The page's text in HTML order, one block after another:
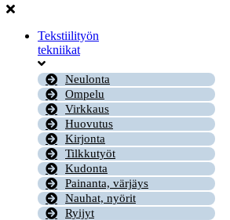
Tekstiilityön
tekniikat
Neulonta
Ompelu
Virkkaus
Huovutus
Kirjonta
Tilkkutyöt
Kudonta
Painanta, värjäys
Nauhat, nyörit
Ryijyt